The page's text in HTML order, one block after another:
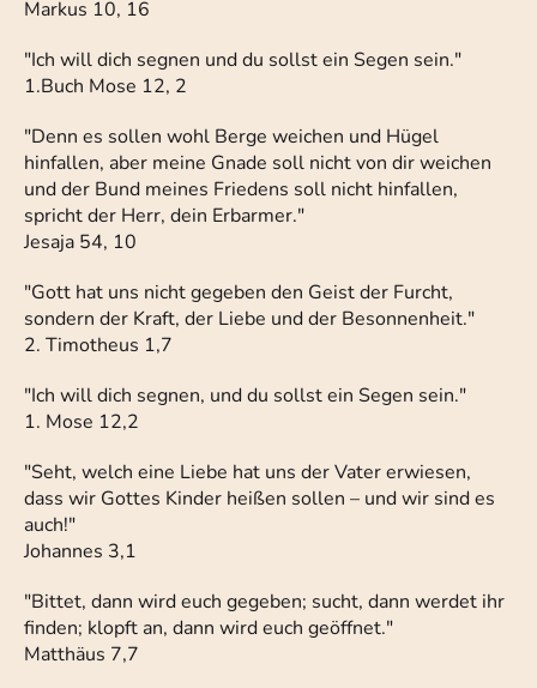
Markus 10, 16
"Ich will dich segnen und du sollst ein Segen sein."
1.Buch Mose 12, 2
"Denn es sollen wohl Berge weichen und Hügel
hinfallen, aber meine Gnade soll nicht von dir weichen
und der Bund meines Friedens soll nicht hinfallen,
spricht der Herr, dein Erbarmer."
Jesaja 54, 10
"Gott hat uns nicht gegeben den Geist der Furcht,
sondern der Kraft, der Liebe und der Besonnenheit."
2. Timotheus 1,7
"Ich will dich segnen, und du sollst ein Segen sein."
1. Mose 12,2
"Seht, welch eine Liebe hat uns der Vater erwiesen,
dass wir Gottes Kinder heißen sollen – und wir sind es
auch!"
Johannes 3,1
"Bittet, dann wird euch gegeben; sucht, dann werdet ihr
finden; klopft an, dann wird euch geöffnet."
Matthäus 7,7